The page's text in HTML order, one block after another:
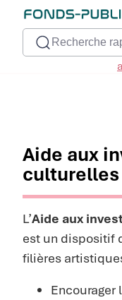
Recherche
Aide aux
culturelles
L’Aide aux
est un dispositif
filières